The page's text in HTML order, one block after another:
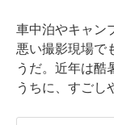
車中泊やキャン
悪い撮影現場で
うだ。近年は酷
うちに、すごし